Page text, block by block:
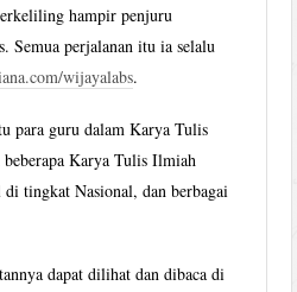
hampir penjuru
Semua perjalanan itu ia selalu
wijayalabs.
para guru dalam Karya Tulis
Karya Tulis Ilmiah
tingkat Nasional, dan berbagai
dapat dilihat dan dibaca di